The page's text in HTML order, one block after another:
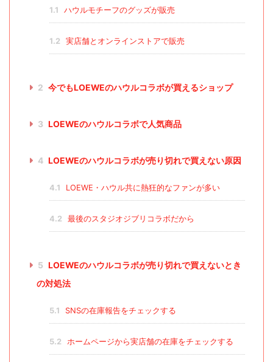
1.1 ハウルモチーフのグッズが販売
1.2 実店舗とオンラインストアで販売
2 今でもLOEWEのハウルコラボが買えるショップ
3 LOEWEのハウルコラボで人気商品
4 LOEWEのハウルコラボが売り切れで買えない原因
4.1 LOEWE・ハウル共に熱狂的なファンが多い
4.2 最後のスタジオジブリコラボだから
5 LOEWEのハウルコラボが売り切れで買えないとき
の対処法
5.1 SNSの在庫報告をチェックする
5.2 ホームページから実店舗の在庫をチェックする